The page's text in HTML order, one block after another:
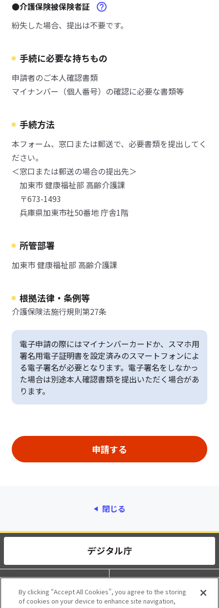
●介護保険被保険者証
紛失した場合、提出は不要です。
手続に必要な持ちもの
申請者のご本人確認書類
マイナンバー（個人番号）の確認に必要な書類等
手続方法
本フォーム、窓口または郵送で、必要書類を提出してく
ださい。
＜窓口または郵送の場合の提出先＞
加東市 健康福祉部 高齢介護課
〒673-1493
兵庫県加東市社50番地 庁舎1階
所管部署
加東市 健康福祉部 高齢介護課
根拠法律・条例等
介護保険法施行規則第27条
電子申請の際にはマイナンバーカードか、スマホ用
署名用電子証明書を設定済みのスマートフォンによ
る電子署名が必要となります。電子署名をしなかっ
た場合は別途本人確認書類を提出いただく場合があ
ります。
閉じる
動作環境 個人情報保護
利用規約 アクセシビリティ
By clicking “Accept All Cookies”, you agree to the storing
of cookies on your device to enhance site navigation,